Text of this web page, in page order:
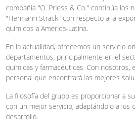
compañía "O. Priess & Co." continúa los
"Hermann Strack" con respecto a la
químicos a America-Latina.
En la actualidad, ofrecemos un servicio
departamentos, principalmente en el
químicas y farmacéuticas. Con nosotros,
personal que encontrará las mejores
La filosofía del grupo es proporcionar a
con un mejor servicio, adaptándolo a los
desarrollo.